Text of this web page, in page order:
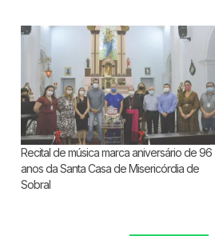
Recital de música marca aniversário de 96
anos da Santa Casa de Misericórdia de
Sobral